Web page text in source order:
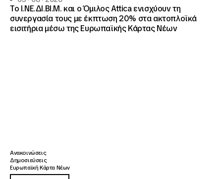
Το Ι.ΝΕ.ΔΙ.ΒΙ.Μ. και o Όμιλος Attica ενισχύουν τη
συνεργασία τους με έκπτωση 20% στα ακτοπλοϊκά
εισιτήρια μέσω της Ευρωπαϊκής Κάρτας Νέων
Ανακοινώσεις
Δημοσιεύσεις
Ευρωπαϊκή Κάρτα Νέων